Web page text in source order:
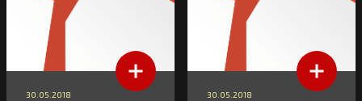
30.05.2018 30.05.2018